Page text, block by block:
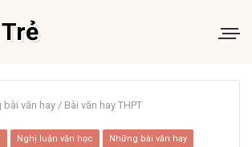
bài văn hay/ Bài văn hay THPT
Nghị luận văn học Những bài văn hay